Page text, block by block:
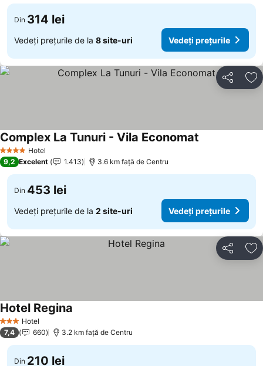
Din 314 lei
Vedeți prețurile de la 8 site-uri Vedeți prețurile
Distribuiți
4 Stele Hotel
Complex La Tunuri - Vila Economat
9,2 Excelent 1.413 3.6 km faţă de Centru
Din 453 lei
Vedeți prețurile de la 2 site-uri Vedeți prețurile
Distribuiți
3 SteleHotel
Hotel Regina
7,4 660 3.2 km faţă de Centru
Din 210 lei